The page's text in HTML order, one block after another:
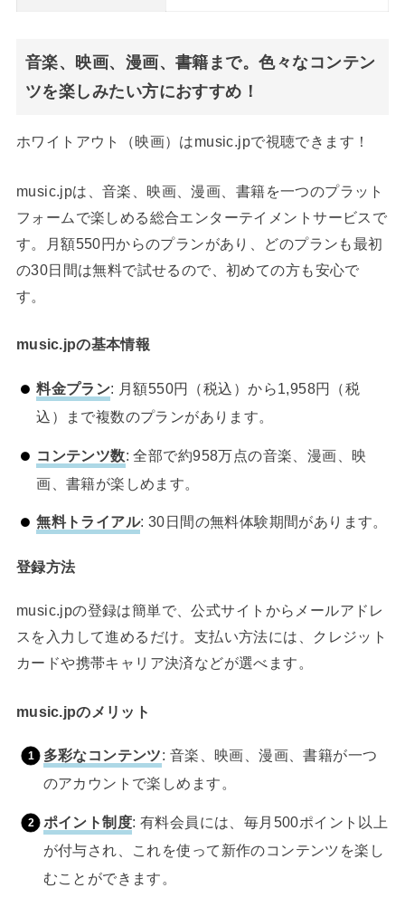
音楽、映画、漫画、書籍まで。色々なコンテン
ツを楽しみたい方におすすめ！
ホワイトアウト（映画）はmusic.jpで視聴できます！
music.jpは、音楽、映画、漫画、書籍を一つのプラット
フォームで楽しめる総合エンターテイメントサービスで
す。月額550円からのプランがあり、どのプランも最初
の30日間は無料で試せるので、初めての方も安心で
す。
music.jpの基本情報
料金プラン: 月額550円（税込）から1,958円（税
込）まで複数のプランがあります。
コンテンツ数: 全部で約958万点の音楽、漫画、映
画、書籍が楽しめます。
無料トライアル: 30日間の無料体験期間があります。
登録方法
music.jpの登録は簡単で、公式サイトからメールアドレ
スを入力して進めるだけ。支払い方法には、クレジット
カードや携帯キャリア決済などが選べます。
music.jpのメリット
多彩なコンテンツ: 音楽、映画、漫画、書籍が一つ
のアカウントで楽しめます。
ポイント制度: 有料会員には、毎月500ポイント以上
が付与され、これを使って新作のコンテンツを楽し
むことができます。